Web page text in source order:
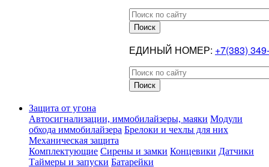
ЕДИНЫЙ НОМЕР: +7(383)
Защита от угона
Автосигнализации, иммобилайзеры, маяки Модули
обхода иммобилайзера Брелоки и чехлы для них
Механическая защита
Комплектующие Сирены и замки Концевики Датчики
Таймеры и запуски Батарейки